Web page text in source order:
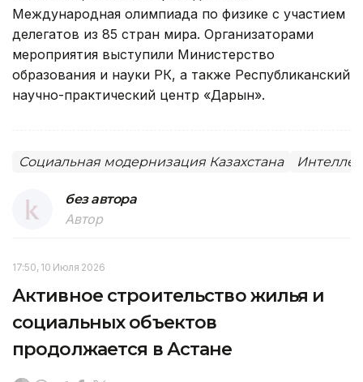
Международная олимпиада по физике с участием
делегатов из 85 стран мира. Организаторами
мероприятия выступили Министерство
образования и науки РК, а также Республиканский
научно-практический центр «Дарын».
Социальная модернизация Казахстана
без автора
Автор
17:50, 10 Июля 2026
Активное строительство жилья и
социальных объектов
продолжается в Астане